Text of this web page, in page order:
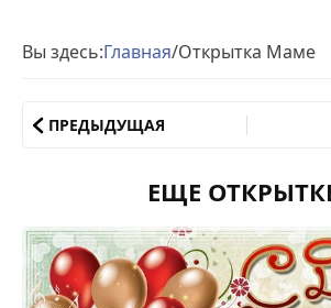
Вы здесь:Главная/Открытка Маме
ПРЕДЫДУЩАЯ
ЕЩЕ